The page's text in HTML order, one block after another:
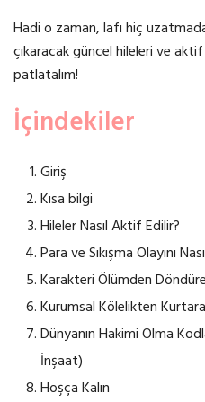
Hadi o zaman, lafı hiç
çıkaracak güncel hileleri ve aktif
patlatalım!
İçindekiler
Giriş
Kısa bilgi
Hileler Nasıl Aktif Edilir?
Para ve Sıkışma Olayını
Karakteri Ölümden
Kurumsal Kölelikten
Dünyanın Hakimi Olma
İnşaat)
Hoşça Kalın